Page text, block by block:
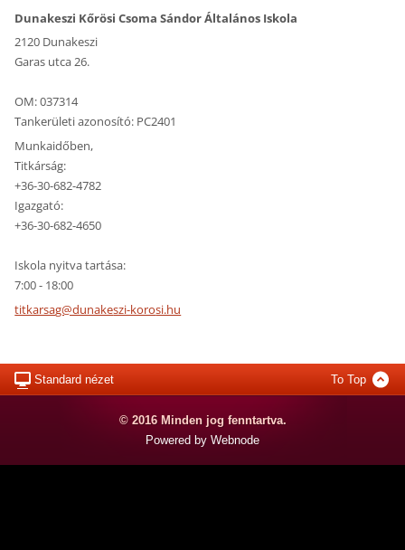
Dunakeszi Kőrösi Csoma Sándor Általános Iskola
2120 Dunakeszi
Garas utca 26.
OM: 037314
Tankerületi azonosító: PC2401
Munkaidőben,
Titkárság:
+36-30-682-4782
Igazgató:
+36-30-682-4650
Iskola nyitva tartása:
7:00 - 18:00
titkarsag@dunakeszi-korosi.hu
Standard nézet To Top
© 2016 Minden jog fenntartva.
Powered by Webnode